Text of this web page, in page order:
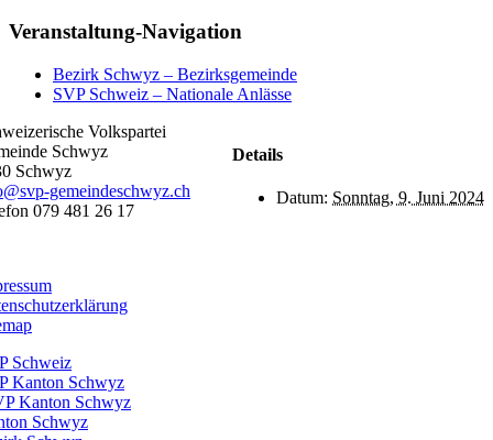
Veranstaltung-Navigation
Bezirk Schwyz – Bezirksgemeinde
SVP Schweiz – Nationale Anlässe
Details
Datum: Sonntag, 9. Juni 2024
Volkspartei
Schwyz
Schwyz
gemeindeschwyz.ch
079 481 26 17
Schweiz
Kanton Schwyz
Kanton Schwyz
Schwyz